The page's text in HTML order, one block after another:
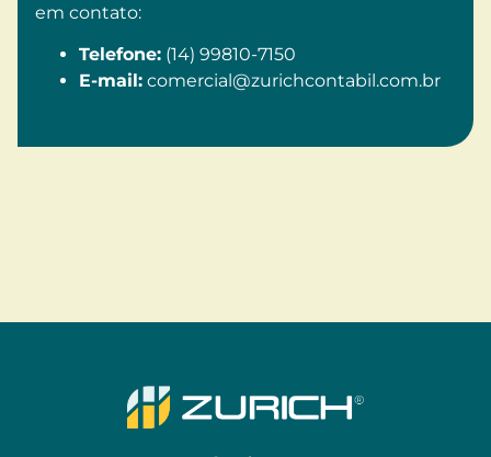
em contato:
Telefone: (14) 99810-7150
E-mail: comercial@zurichcontabil.com.br